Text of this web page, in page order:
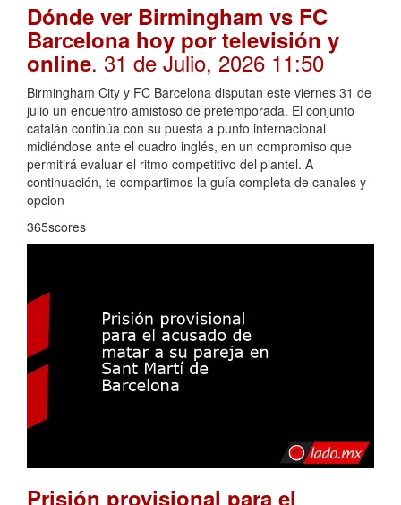
Dónde ver Birmingham vs FC
Barcelona hoy por televisión y
online. 31 de Julio, 2026 11:50
Birmingham City y FC Barcelona disputan este viernes 31 de
julio un encuentro amistoso de pretemporada. El conjunto
catalán continúa con su puesta a punto internacional
midiéndose ante el cuadro inglés, en un compromiso que
permitirá evaluar el ritmo competitivo del plantel. A
continuación, te compartimos la guía completa de canales y
opcion
365scores
Prisión provisional para el